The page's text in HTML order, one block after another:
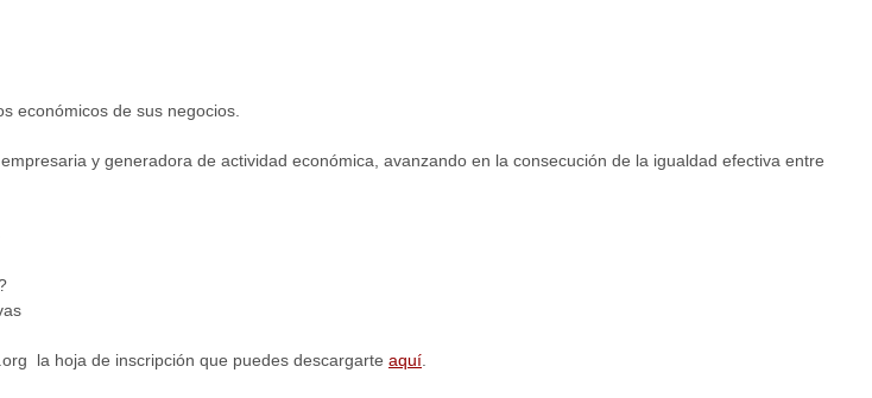
económicos de sus negocios.
y generadora de actividad económica, avanzando en la consecución de la igualdad efectiva entre
la hoja de inscripción que puedes descargarte aquí